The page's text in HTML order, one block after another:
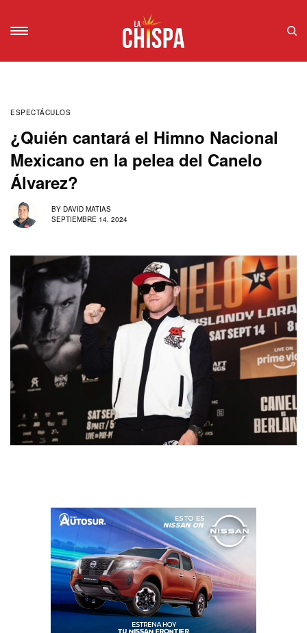
ESPECTÁCULOS
¿Quién cantará el Himno Nacional
Mexicano en la pelea del Canelo
Álvarez?
BY DAVID MATIAS
SEPTIEMBRE 14, 2024